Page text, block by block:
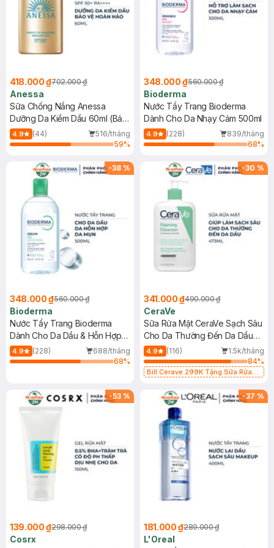
418.000 ₫702.000 ₫
Anessa
Sữa Chống Nắng Anessa
Dưỡng Da Kiềm Dầu 60ml (Bản
Mới)
4.9 (44)
516/tháng
59%
348.000 ₫560.000 ₫
Bioderma
Nước Tẩy Trang Bioderma
Dành Cho Da Nhạy Cảm 500ml
4.9 (228)
839/tháng
68%
-38 %
348.000 ₫560.000 ₫
Bioderma
Nước Tẩy Trang Bioderma
Dành Cho Da Dầu & Hỗn Hợp
500ml
4.9 (228)
688/tháng
68%
-30 %
341.000 ₫490.000 ₫
CeraVe
Sữa Rửa Mặt CeraVe Sạch Sâu
Cho Da Thường Đến Da Dầu
473ml
4.9 (116)
1.5k/tháng
84%
Bill Cerave 299K Tặng Sữa Rửa
-53 %
139.000 ₫298.000 ₫
Cosrx
-37 %
181.000 ₫289.000 ₫
L'Oreal